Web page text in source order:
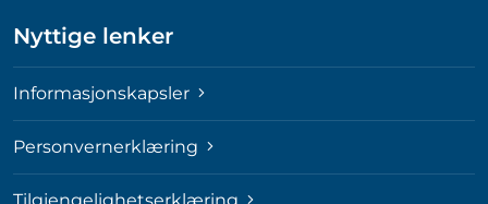
Nyttige lenker
Informasjonskapsler
Personvernerklæring